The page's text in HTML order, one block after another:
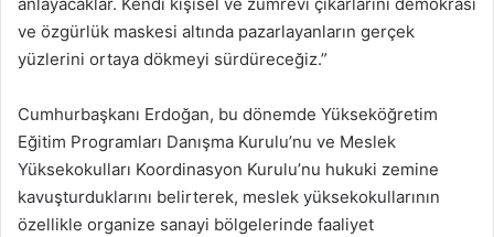
ve özgürlük maskesi altında pazarlayanların gerçek
yüzlerini ortaya dökmeyi sürdüreceğiz.”
Cumhurbaşkanı Erdoğan, bu dönemde Yükseköğretim
Eğitim Programları Danışma Kurulu’nu ve Meslek
Yüksekokulları Koordinasyon Kurulu’nu hukuki zemine
kavuşturduklarını belirterek, meslek yüksekokullarının
özellikle organize sanayi bölgelerinde faaliyet